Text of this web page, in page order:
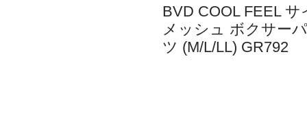
BVD COOL FEEL サ
メッシュ ボクサー
ツ (M/L/LL) GR792